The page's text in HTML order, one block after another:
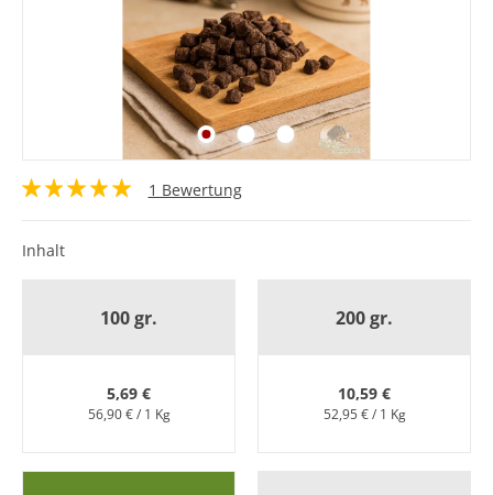
1 Bewertung
Inhalt
100 gr.
5,69 €
56,90 € / 1 Kg
200 gr.
10,59 €
52,95 € / 1 Kg